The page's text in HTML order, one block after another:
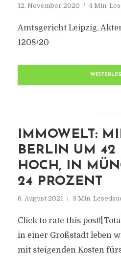
12. November 2020 4 Min.
Amtsgericht Leipzig,
1208/20
IMMOWELT:
BERLIN UM 42
HOCH, IN
24 PROZENT
6. August 2021 3 Min.
Click to rate this
in einer Großstadt leben
mit steigenden Kosten